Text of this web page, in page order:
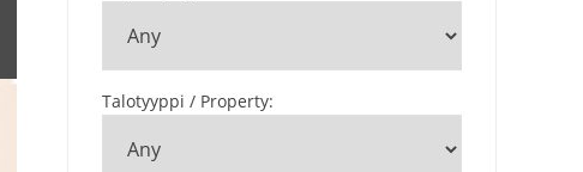
Talotyyppi / Property: